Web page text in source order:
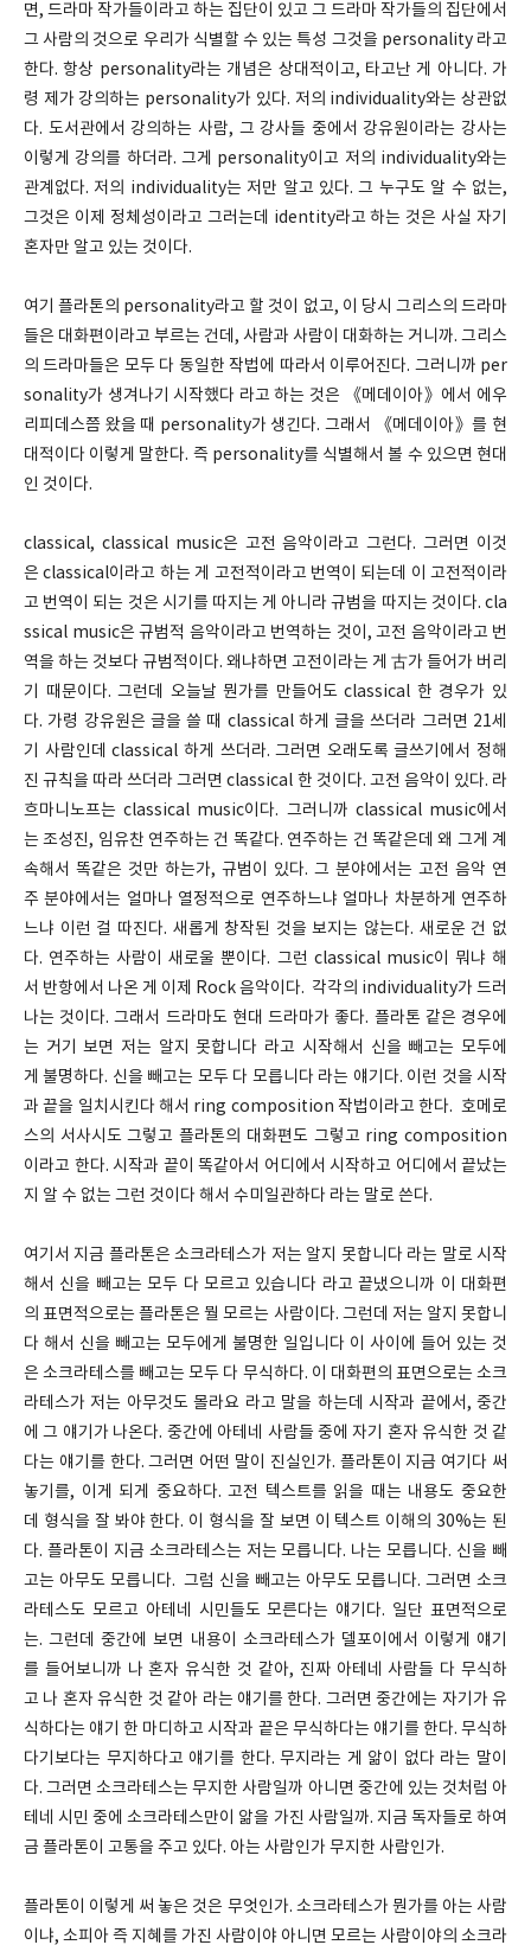
면, 드라마 작가들이라고 하는 집단이 있고 그 드라마 작가들의 집단에서
그 사람의 것으로 우리가 식별할 수 있는 특성 그것을 personality 라고
한다. 항상 personality라는 개념은 상대적이고, 타고난 게 아니다. 가
령 제가 강의하는 personality가 있다. 저의 individuality와는 상관없
다. 도서관에서 강의하는 사람, 그 강사들 중에서 강유원이라는 강사는
이렇게 강의를 하더라. 그게 personality이고 저의 individuality와는
관계없다. 저의 individuality는 저만 알고 있다. 그 누구도 알 수 없는,
그것은 이제 정체성이라고 그러는데 identity라고 하는 것은 사실 자기
혼자만 알고 있는 것이다.
여기 플라톤의 personality라고 할 것이 없고, 이 당시 그리스의 드라마
들은 대화편이라고 부르는 건데, 사람과 사람이 대화하는 거니까. 그리스
의 드라마들은 모두 다 동일한 작법에 따라서 이루어진다. 그러니까 per
sonality가 생겨나기 시작했다 라고 하는 것은 《메데이아》에서 에우
리피데스쯤 왔을 때 personality가 생긴다. 그래서 《메데이아》를 현
대적이다 이렇게 말한다. 즉 personality를 식별해서 볼 수 있으면 현대
인 것이다.
classical, classical music은 고전 음악이라고 그런다. 그러면 이것
은 classical이라고 하는 게 고전적이라고 번역이 되는데 이 고전적이라
고 번역이 되는 것은 시기를 따지는 게 아니라 규범을 따지는 것이다. cla
ssical music은 규범적 음악이라고 번역하는 것이, 고전 음악이라고 번
역을 하는 것보다 규범적이다. 왜냐하면 고전이라는 게 古가 들어가 버리
기 때문이다. 그런데 오늘날 뭔가를 만들어도 classical 한 경우가 있
다. 가령 강유원은 글을 쓸 때 classical 하게 글을 쓰더라 그러면 21세
기 사람인데 classical 하게 쓰더라. 그러면 오래도록 글쓰기에서 정해
진 규칙을 따라 쓰더라 그러면 classical 한 것이다. 고전 음악이 있다. 라
흐마니노프는 classical music이다. 그러니까 classical music에서
는 조성진, 임유찬 연주하는 건 똑같다. 연주하는 건 똑같은데 왜 그게 계
속해서 똑같은 것만 하는가, 규범이 있다. 그 분야에서는 고전 음악 연
주 분야에서는 얼마나 열정적으로 연주하느냐 얼마나 차분하게 연주하
느냐 이런 걸 따진다. 새롭게 창작된 것을 보지는 않는다. 새로운 건 없
다. 연주하는 사람이 새로울 뿐이다. 그런 classical music이 뭐냐 해
서 반항에서 나온 게 이제 Rock 음악이다. 각각의 individuality가 드러
나는 것이다. 그래서 드라마도 현대 드라마가 좋다. 플라톤 같은 경우에
는 거기 보면 저는 알지 못합니다 라고 시작해서 신을 빼고는 모두에
게 불명하다. 신을 빼고는 모두 다 모릅니다 라는 얘기다. 이런 것을 시작
과 끝을 일치시킨다 해서 ring composition 작법이라고 한다. 호메로
스의 서사시도 그렇고 플라톤의 대화편도 그렇고 ring composition
이라고 한다. 시작과 끝이 똑같아서 어디에서 시작하고 어디에서 끝났는
지 알 수 없는 그런 것이다 해서 수미일관하다 라는 말로 쓴다.
여기서 지금 플라톤은 소크라테스가 저는 알지 못합니다 라는 말로 시작
해서 신을 빼고는 모두 다 모르고 있습니다 라고 끝냈으니까 이 대화편
의 표면적으로는 플라톤은 뭘 모르는 사람이다. 그런데 저는 알지 못합니
다 해서 신을 빼고는 모두에게 불명한 일입니다 이 사이에 들어 있는 것
은 소크라테스를 빼고는 모두 다 무식하다. 이 대화편의 표면으로는 소크
라테스가 저는 아무것도 몰라요 라고 말을 하는데 시작과 끝에서, 중간
에 그 얘기가 나온다. 중간에 아테네 사람들 중에 자기 혼자 유식한 것 같
다는 얘기를 한다. 그러면 어떤 말이 진실인가. 플라톤이 지금 여기다 써
놓기를, 이게 되게 중요하다. 고전 텍스트를 읽을 때는 내용도 중요한
데 형식을 잘 봐야 한다. 이 형식을 잘 보면 이 텍스트 이해의 30%는 된
다. 플라톤이 지금 소크라테스는 저는 모릅니다. 나는 모릅니다. 신을 빼
고는 아무도 모릅니다. 그럼 신을 빼고는 아무도 모릅니다. 그러면 소크
라테스도 모르고 아테네 시민들도 모른다는 얘기다. 일단 표면적으로
는. 그런데 중간에 보면 내용이 소크라테스가 델포이에서 이렇게 얘기
를 들어보니까 나 혼자 유식한 것 같아, 진짜 아테네 사람들 다 무식하
고 나 혼자 유식한 것 같아 라는 얘기를 한다. 그러면 중간에는 자기가 유
식하다는 얘기 한 마디하고 시작과 끝은 무식하다는 얘기를 한다. 무식하
다기보다는 무지하다고 얘기를 한다. 무지라는 게 앎이 없다 라는 말이
다. 그러면 소크라테스는 무지한 사람일까 아니면 중간에 있는 것처럼 아
테네 시민 중에 소크라테스만이 앎을 가진 사람일까. 지금 독자들로 하여
금 플라톤이 고통을 주고 있다. 아는 사람인가 무지한 사람인가.
플라톤이 이렇게 써 놓은 것은 무엇인가. 소크라테스가 뭔가를 아는 사람
이냐, 소피아 즉 지혜를 가진 사람이야 아니면 모르는 사람이야의 소크라